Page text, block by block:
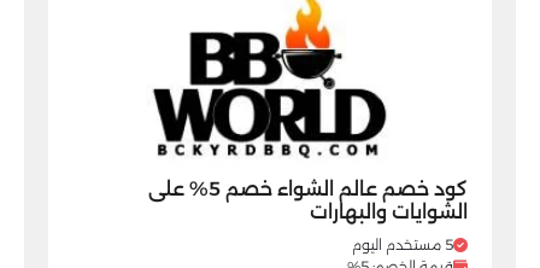
كود خصم عالم الشواء خصم 5% على
الشوايات والبهارات
5 مستخدم اليوم